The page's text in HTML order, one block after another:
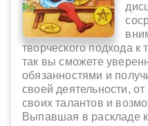
творческого подхода
так вы сможете
обязанностями и
своей деятельности,
своих талантов и
Выпавшая в раскладе